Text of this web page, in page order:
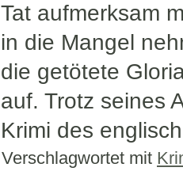
Tat aufmerksam
in die Mangel
die getötete
auf. Trotz seines
Krimi des
Verschlagwortet mit